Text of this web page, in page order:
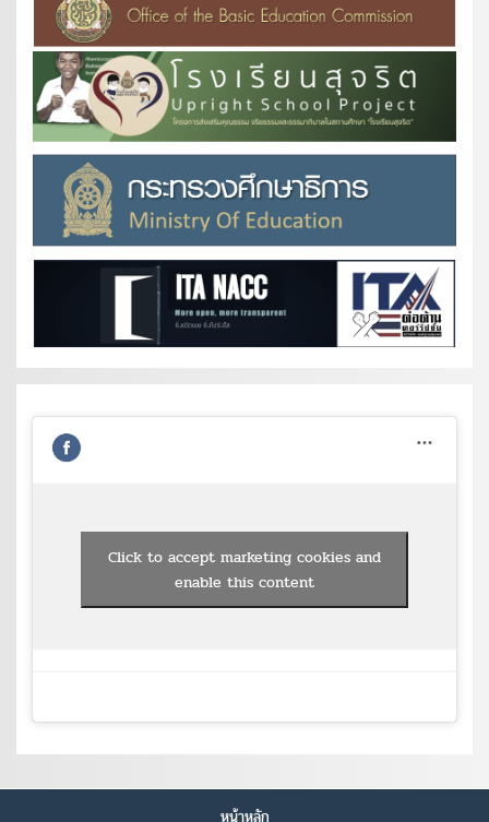
Click to accept marketing cookies and
enable this content
หน้าหลัก